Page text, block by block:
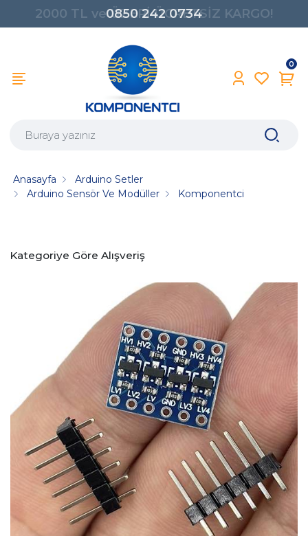
0850 242 0734
0
Anasayfa
Arduino Setler
Arduino Sensör Ve Modüller
Komponentci
Kategoriye Göre Alışveriş